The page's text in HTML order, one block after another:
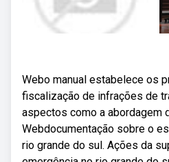
Webo manual estabelece os
fiscalização de infrações de
aspectos como a abordagem
Webdocumentação sobre o
rio grande do sul. Ações da